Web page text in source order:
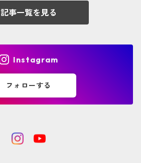
記事一覧を見る
Instagram
フォローする